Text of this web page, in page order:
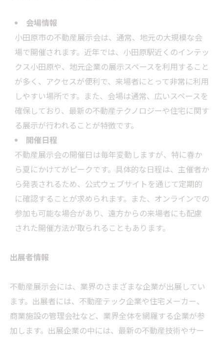
会場情報
小田原市の不動産展示会は、通常、地元の大規模な会
場で開催されます。近年では、小田原駅近くのインテッ
クス小田原や、地元企業の展示スペースを利用すること
が多く、アクセスが便利で、来場者にとって非常に利用
しやすい場所です。また、会場は通常、広いスペースを
確保しており、最新の不動産テクノロジーや住宅に関す
る展示が行われることが特徴です。
開催日程
不動産展示会の開催日は毎年変動しますが、特に春か
ら夏にかけてがピークです。具体的な日程は、主催者か
ら発表されるため、公式ウェブサイトを通じて定期的
に確認することが求められます。また、オンラインでの
参加も可能な場合があり、遠方からの来場者にも配慮
された開催方法が取られることもあります。
出展者情報
不動産展示会には、業界のさまざまな企業が出展してい
ます。出展者には、不動産テック企業や住宅メーカー、
商業施設の管理会社など、業界全体を網羅する企業が参
加します。出展企業の中には、最新の不動産技術やサー